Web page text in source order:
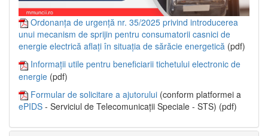
Ordonanța de urgență nr. 35/2025 privind introducerea
unui mecanism de sprijin pentru consumatorii casnici de
energie electrică aflați în situația de sărăcie energetică (pdf)
Informații utile pentru beneficiarii tichetului electronic de
energie (pdf)
Formular de solicitare a ajutorului (conform platformei a
ePIDS - Serviciul de Telecomunicații Speciale - STS) (pdf)